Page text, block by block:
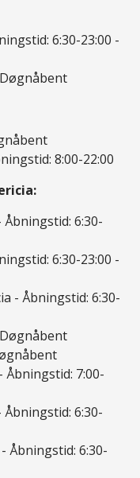
6:30-23:00 -
8:00-22:00
6:30-
6:30-23:00 -
- Åbningstid: 6:30-
Åbningstid: 7:00-
6:30-
Åbningstid: 6:30-